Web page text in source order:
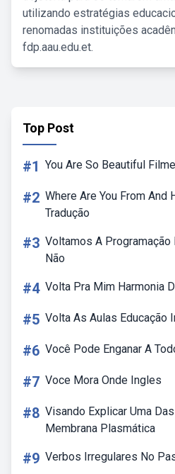
utilizando estratégias
renomadas instituições
fdp.aau.edu.et.
Top Post
#1 You Are So Beautiful Filme
#2 Where Are You From And
Tradução
#3 Voltamos A Programação
Não
#4 Volta Pra Mim Harmonia
#5 Volta As Aulas Educação
#6 Você Pode Enganar A
#7 Voce Mora Onde Ingles
#8 Visando Explicar Uma
Membrana Plasmática
#9 Verbos Irregulares No